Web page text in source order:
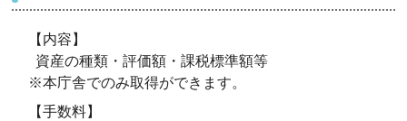
【内容】
資産の種類・評価額・課税標準額等
※本庁舎でのみ取得ができます。
【手数料】